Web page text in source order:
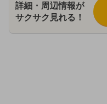
詳細・周辺情報が
サクサク見れる！